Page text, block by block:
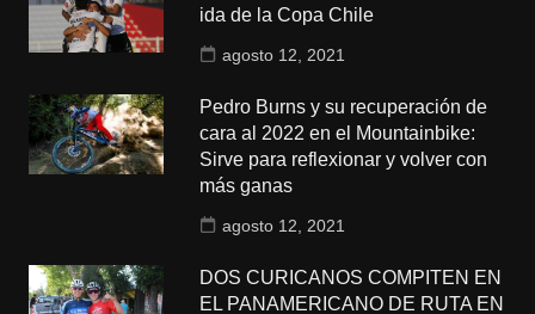
ida de la Copa Chile
agosto 12, 2021
Pedro Burns y su recuperación de
cara al 2022 en el Mountainbike:
Sirve para reflexionar y volver con
más ganas
agosto 12, 2021
DOS CURICANOS COMPITEN EN
EL PANAMERICANO DE RUTA EN